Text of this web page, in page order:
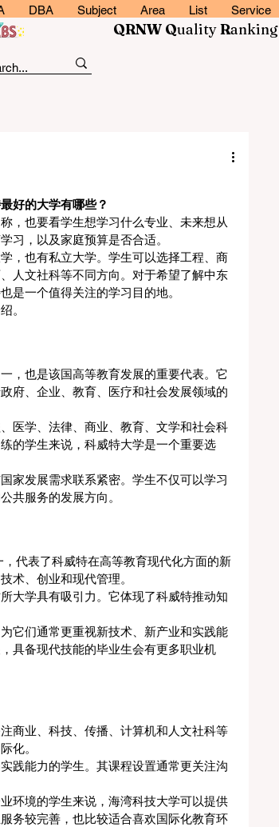
DBA Subject Area List Service
QRNW QualityRanking
好的大学有哪些？
，也要看学生想学习什么专业、未来想从
习，以及家庭预算是否合适。
，也有私立大学。学生可以选择工程、商
人文社科等不同方向。对于希望了解中东
是一个值得关注的学习目的地。
。
，也是该国高等教育发展的重要代表。它
府、企业、教育、医疗和社会发展领域的
医学、法律、商业、教育、文学和社会科
的学生来说，科威特大学是一个重要选
家发展需求联系紧密。学生不仅可以学习
共服务的发展方向。
代表了科威特在高等教育现代化方面的新
术、创业和现代管理。
大学具有吸引力。它体现了科威特推动知
它们通常更重视新技术、新产业和实践能
具备现代技能的毕业生会有更多职业机
商业、科技、传播、计算机和人文社科等
化。
践能力的学生。其课程设置通常更关注沟
环境的学生来说，海湾科技大学可以提供
务较完善，也比较适合喜欢国际化教育环